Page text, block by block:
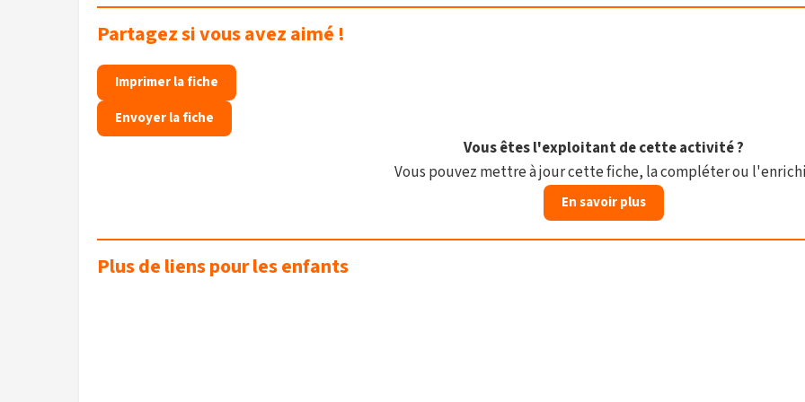
Partagez si vous avez aimé !
Imprimer la fiche
Envoyer la fiche
Vous êtes l'exploitant de cette activité ?
Vous pouvez mettre à jour cette fiche, la compléter ou
En savoir plus
Plus de liens pour les enfants